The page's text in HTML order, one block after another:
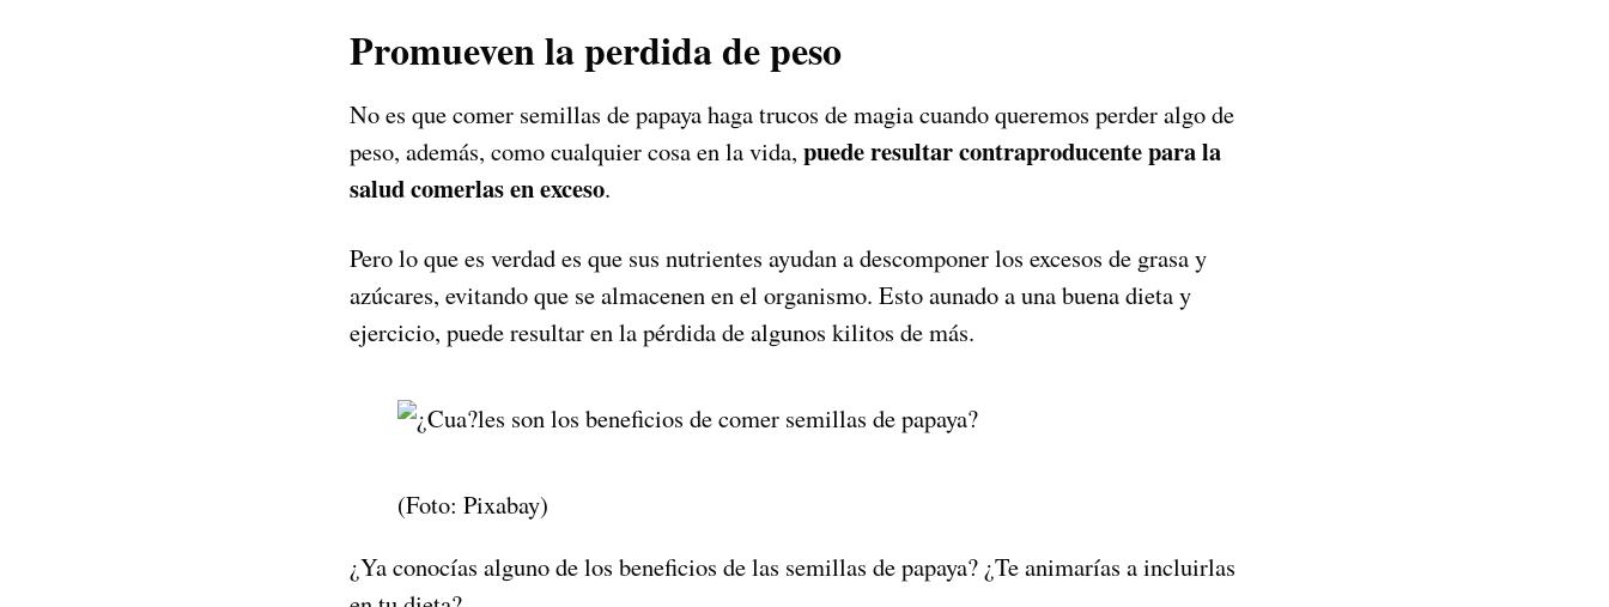
Promueven la perdida de peso
No es que comer semillas de papaya haga trucos de magia cuando queremos perder algo de
peso, además, como cualquier cosa en la vida, puede resultar contraproducente para la
salud comerlas en exceso.
Pero lo que es verdad es que sus nutrientes ayudan a descomponer los excesos de grasa y
azúcares, evitando que se almacenen en el organismo. Esto aunado a una buena dieta y
ejercicio, puede resultar en la pérdida de algunos kilitos de más.
(Foto: Pixabay)
¿Ya conocías alguno de los beneficios de las semillas de papaya? ¿Te animarías a incluirlas